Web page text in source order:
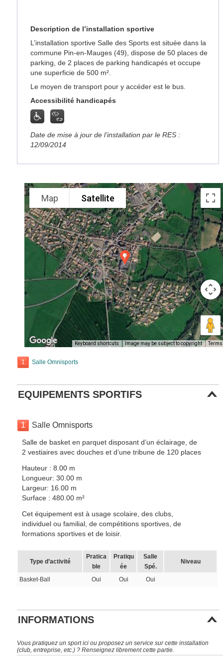
Description de l’installation sportive
L’installation sportive Salle des Sports est située dans la
commune Pin-en-Mauges (49), dispose de 50 places de
parking, de 2 places de parking handicapés et occupe
une superficie de 500 m².
Le moyen de transport pour y accéder est le bus.
Accessibilité handicapés
Date de mise à jour de l’installation par le RES :
12/09/2014
Map Satellite
Keyboard shortcuts Image may be subject to copyright Terms
1 Salle Omnisports
EQUIPEMENTS SPORTIFS
1 Salle Omnisports
Salle de basket en parquet disposant d’un éclairage, de
2 vestiaires avec douches et d’une tribune de 120 places
Hauteur : 8.00 m
Longueur: 30.00 m
Largeur: 16.00 m
Surface : 480.00 m²
Cet équipement est à usage scolaire, des clubs,
individuel ou familial, de compétitions sportives, de
formations sportives et de loisir.
Type d’activité
Pratica
ble
Pratiqu
ée
Salle
Spé.
Niveau
Basket-Ball Oui Oui Oui
INFORMATIONS
Vous pratiquez un sport ici ou proposez un service sur cette installation
(club, entreprise, etc.) ? Renseignez librement cette partie.